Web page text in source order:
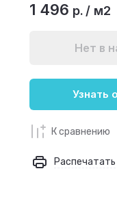
1 496 р. / м2
Нет в
Узнать
К сравнению
Распечатать